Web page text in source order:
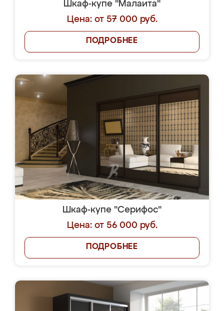
Шкаф-купе "Малаита"
Цена: от 57 000 руб.
ПОДРОБНЕЕ
Шкаф-купе "Серифос"
Цена: от 56 000 руб.
ПОДРОБНЕЕ